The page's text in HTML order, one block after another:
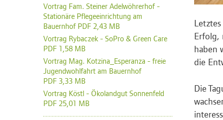
Erfolg,
haben
die
Die
Vortrag Fam. Steiner Adelwöhrerhof -
Stationäre Pflegeeinrichtung am
Bauernhof PDF 2,43 MB
Vortrag Rybaczek - SoPro & Green Care
PDF 1,58 MB
Vortrag Mag. Kotzina_Esperanza - freie
Jugendwohlfahrt am Bauernhof
PDF 3,33 MB
Vortrag Köstl - Ökolandgut Sonnenfeld
PDF 25,01 MB